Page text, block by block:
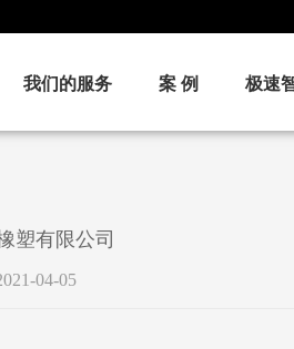
我们的服务 案 例 极速
塑有限公司
04-05